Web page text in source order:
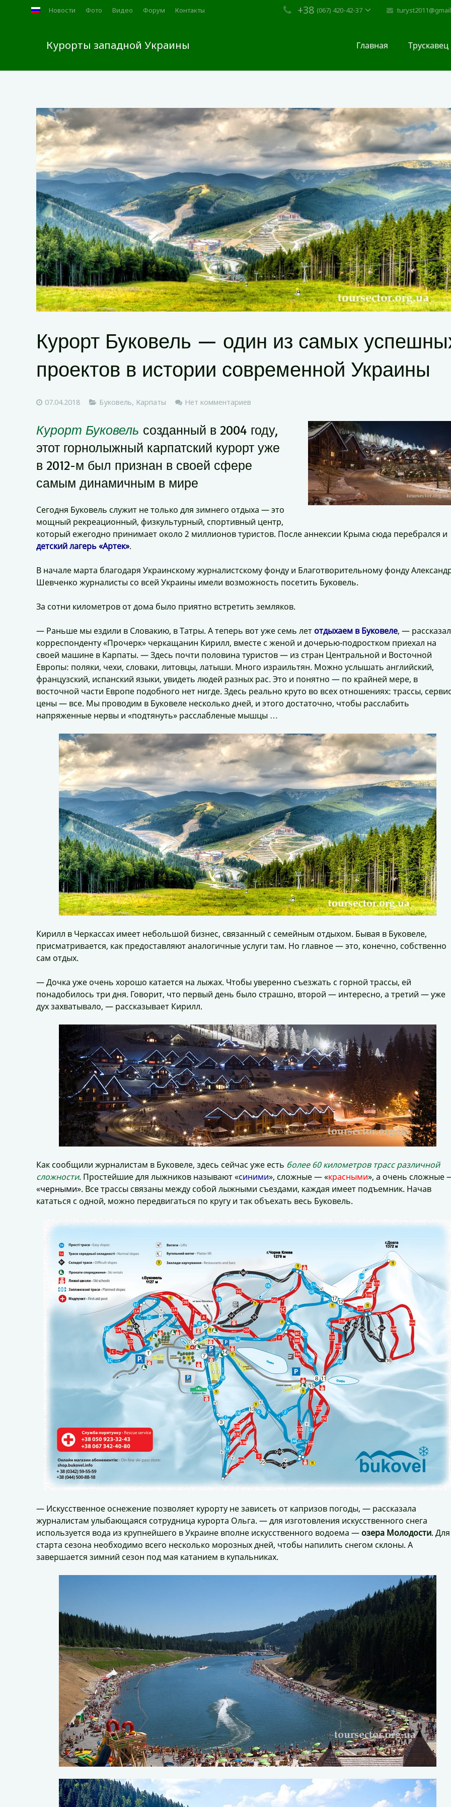
Новости Фото Видео Форум Контакты +38 (067) 420-42-37
Курорты западной Украины Главная Трускавец
Курорт Буковель — один из самых
проектов в истории современной Украины
07.04.2018 Буковель, Карпаты Нет комментариев
Курорт Буковель созданный в 2004 году,
этот горнолыжный карпатский курорт уже
в 2012-м был признан в своей сфере
самым динамичным в мире
Сегодня Буковель служит не только для зимнего отдыха — это
мощный рекреационный, физкультурный, спортивный центр,
который ежегодно принимает около 2 миллионов туристов. После аннексии Крыма сюда перебрался и
детский лагерь «Артек».
В начале марта благодаря Украинскому журналистскому фонду и Благотворительному фонду
Шевченко журналисты со всей Украины имели возможность посетить Буковель.
За сотни километров от дома было приятно встретить земляков.
— Раньше мы ездили в Словакию, в Татры. А теперь вот уже семь лет отдыхаем в Буковеле, — рассказал
корреспонденту «Прочерк» черкащанин Кирилл, вместе с женой и дочерью-подростком приехал на
своей машине в Карпаты. — Здесь почти половина туристов — из стран Центральной и Восточной
Европы: поляки, чехи, словаки, литовцы, латыши. Много израильтян. Можно услышать английский,
французский, испанский языки, увидеть людей разных рас. Это и понятно — по крайней мере, в
восточной части Европе подобного нет нигде. Здесь реально круто во всех отношениях: трассы,
цены — все. Мы проводим в Буковеле несколько дней, и этого достаточно, чтобы расслабить
напряженные нервы и «подтянуть» расслабленые мышцы …
Кирилл в Черкассах имеет небольшой бизнес, связанный с семейным отдыхом. Бывая в Буковеле,
присматривается, как предоставляют аналогичные услуги там. Но главное — это, конечно, собственно
сам отдых.
— Дочка уже очень хорошо катается на лыжах. Чтобы уверенно съезжать с горной трассы, ей
понадобилось три дня. Говорит, что первый день было страшно, второй — интересно, а третий — уже
дух захватывало, — рассказывает Кирилл.
Как сообщили журналистам в Буковеле, здесь сейчас уже есть более 60 километров трасс различной
сложности. Простейшие для лыжников называют «синими», сложные — «красными», а очень сложные
«черными». Все трассы связаны между собой лыжными съездами, каждая имеет подъемник. Начав
кататься с одной, можно передвигаться по кругу и так объехать весь Буковель.
— Искусственное оснежение позволяет курорту не зависеть от капризов погоды, — рассказала
журналистам улыбающаяся сотрудница курорта Ольга. — для изготовления искусственного снега
используется вода из крупнейшего в Украине вполне искусственного водоема — озера Молодости. Для
старта сезона необходимо всего несколько морозных дней, чтобы напилить снегом склоны. А
завершается зимний сезон под мая катанием в купальниках.